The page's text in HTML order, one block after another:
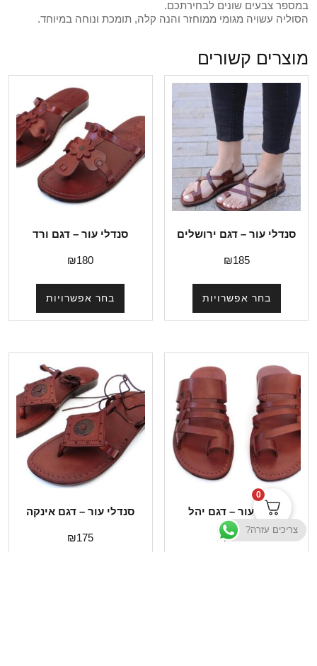
במספר צבעים שונים לבחירתכם.
הסוליה עשויה מגומי ממוחזר והנה קלה, תומכת ונוחה במיוחד.
מוצרים קשורים
סנדלי עור – דגם ירושלים
₪185
בחר אפשרויות
סנדלי עור – דגם ורד
₪180
בחר אפשרויות
סנדלי עור – דגם יהל
₪185
סנדלי עור – דגם אינקה
₪175
צריכים עזרה?
0